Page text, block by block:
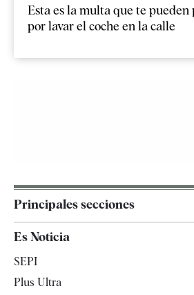
Esta es la multa que te pueden
por lavar el coche en la calle
Principales secciones
España
Es Noticia
SEPI
Plus Ultra